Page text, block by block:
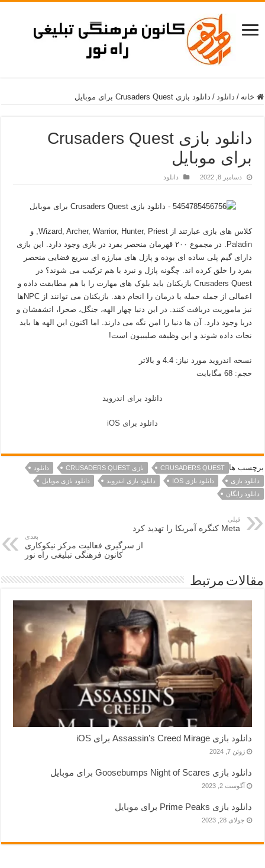
خانه / دانلود / دانلود بازی Crusaders Quest برای موبایل
دانلود بازی Crusaders Quest
برای موبایل
دسامبر 8, 2022 دانلود
کلاس های بازی عبارتند از Wizard, Archer, Warrior, Hunter, Priest, و
Paladin. در مجموع ۲۰۰ قهرمان منحصر بفرد در بازی وجود دارد. این بازی
دارای گیم پلی ساده ای بوده و پازل های مبارزه ای سریع فضایی منحصر
بفرد را خلق کرده اند. چگونه پازل و نبرد با هم ترکیب می شوند؟ در
Crusaders Quest بازیکنان باید بلوک های مهارت را با هم مطابقت داده و
اعمالی از جمله حمله یا درمان را انجام دهد. بازیکنان می توانند از NPCها
نیز ماموریت دریافت کنند. در این دنیا چهار الهه، جنگل، صحرا، اتشفشان و
دریا وجود دارد. آن ها دنیا را امن نگه می دارند. اما اکنون این الهه ها باید
نجات داده شوند و این وظیفه صلیبیون است!
نسخه اندروید مورد نیاز: 4.4 و بالاتر
حجم: 68 مگابایت
دانلود برای اندروید
دانلود برای iOS
برچسب ها CRUSADERS QUEST بازی CRUSADERS QUEST
دانلود
دانلود بازی
دانلود بازی IOS دانلود بازی اندروید
دانلود بازی موبایل
دانلود رایگان
قبلی
Meta کنگره آمریکا را تهدید کرد
بعدی
از سرگیری فعالیت مرکز نیکوکاری
کانون فرهنگی تبلیغی راه نور
مقالات مرتبط
دانلود بازی Assassin’s Creed Mirage برای iOS
ژوئن 7, 2024
دانلود بازی Goosebumps Night of Scares برای موبایل
آگوست 2, 2023
دانلود بازی Prime Peaks برای موبایل
جولای 28, 2023